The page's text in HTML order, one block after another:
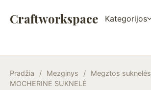
Craftworkspace Kategorijos
Pradžia / Mezginys / Megztos suknelės
MOCHERINĖ SUKNELĖ